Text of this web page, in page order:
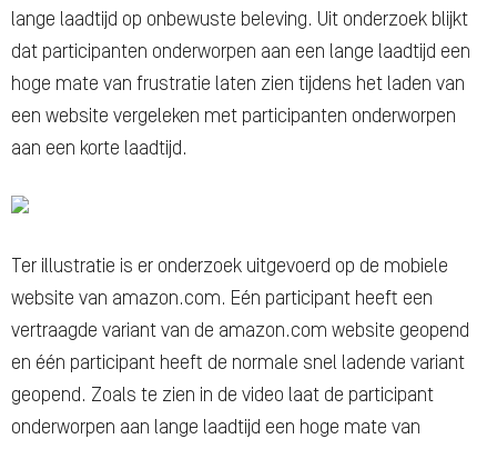
lange laadtijd op onbewuste beleving. Uit onderzoek blijkt
dat participanten onderworpen aan een lange laadtijd een
hoge mate van frustratie laten zien tijdens het laden van
een website vergeleken met participanten onderworpen
aan een korte laadtijd.
Ter illustratie is er onderzoek uitgevoerd op de mobiele
website van amazon.com. Eén participant heeft een
vertraagde variant van de amazon.com website geopend
en één participant heeft de normale snel ladende variant
geopend. Zoals te zien in de video laat de participant
onderworpen aan lange laadtijd een hoge mate van